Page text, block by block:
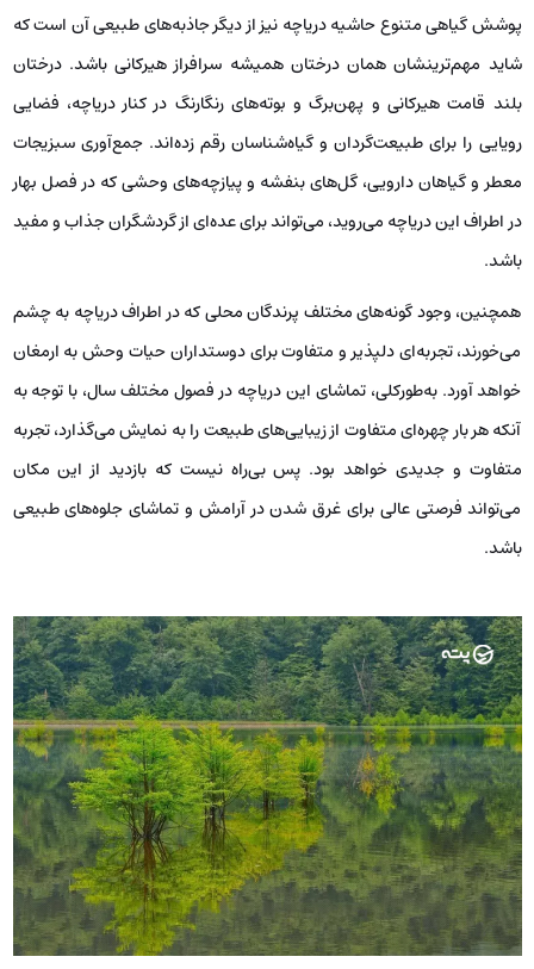
پوشش گیاهی متنوع حاشیه دریاچه نیز از دیگر جاذبه‌های طبیعی آن است که
شاید مهم‌ترینشان همان درختان همیشه سرافراز هیرکانی باشد. درختان
بلند قامت هیرکانی و پهن‌برگ و بوته‌های رنگارنگ در کنار دریاچه، فضایی
رویایی را برای طبیعت‌گردان و گیاه‌شناسان رقم زده‌اند. جمع‌آوری سبزیجات
معطر و گیاهان دارویی، گل‌های بنفشه و پیازچه‌های وحشی که در فصل بهار
در اطراف این دریاچه می‌روید، می‌تواند برای عده‌ای از گردشگران جذاب و مفید
باشد.
همچنین، وجود گونه‌های مختلف پرندگان محلی که در اطراف دریاچه به چشم
می‌خورند، تجربه‌ای دلپذیر و متفاوت برای دوستداران حیات وحش به ارمغان
خواهد آورد. به‌طورکلی، تماشای این دریاچه در فصول مختلف سال، با توجه به
آنکه هر بار چهره‌ای متفاوت از زیبایی‌های طبیعت را به نمایش می‌گذارد، تجربه
متفاوت و جدیدی خواهد بود. پس بی‌راه نیست که بازدید از این مکان
می‌تواند فرصتی عالی برای غرق شدن در آرامش و تماشای جلوه‌های طبیعی
باشد.